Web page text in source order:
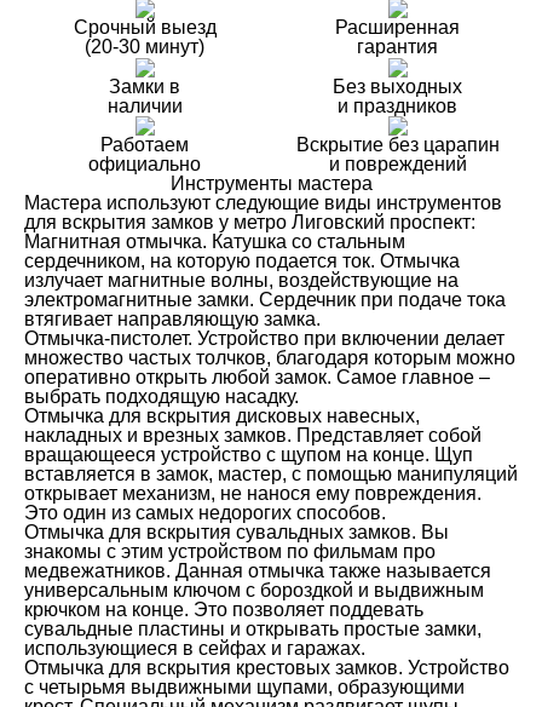
Срочный выезд
(20-30 минут)
Расширенная
гарантия
Замки в
наличии
Без выходных
и праздников
Работаем
официально
Вскрытие без царапин
и повреждений
Инструменты мастера
Мастера используют следующие виды инструментов
для вскрытия замков у метро Лиговский проспект:
Магнитная отмычка. Катушка со стальным
сердечником, на которую подается ток. Отмычка
излучает магнитные волны, воздействующие на
электромагнитные замки. Сердечник при подаче тока
втягивает направляющую замка.
Отмычка-пистолет. Устройство при включении делает
множество частых толчков, благодаря которым можно
оперативно открыть любой замок. Самое главное –
выбрать подходящую насадку.
Отмычка для вскрытия дисковых навесных,
накладных и врезных замков. Представляет собой
вращающееся устройство с щупом на конце. Щуп
вставляется в замок, мастер, с помощью манипуляций
открывает механизм, не нанося ему повреждения.
Это один из самых недорогих способов.
Отмычка для вскрытия сувальдных замков. Вы
знакомы с этим устройством по фильмам про
медвежатников. Данная отмычка также называется
универсальным ключом с бороздкой и выдвижным
крючком на конце. Это позволяет поддевать
сувальдные пластины и открывать простые замки,
использующиеся в сейфах и гаражах.
Отмычка для вскрытия крестовых замков. Устройство
с четырьмя выдвижными щупами, образующими